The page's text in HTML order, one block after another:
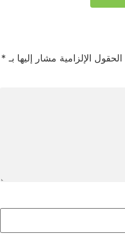
الحقول الإلزامية مشار إليها بـ *